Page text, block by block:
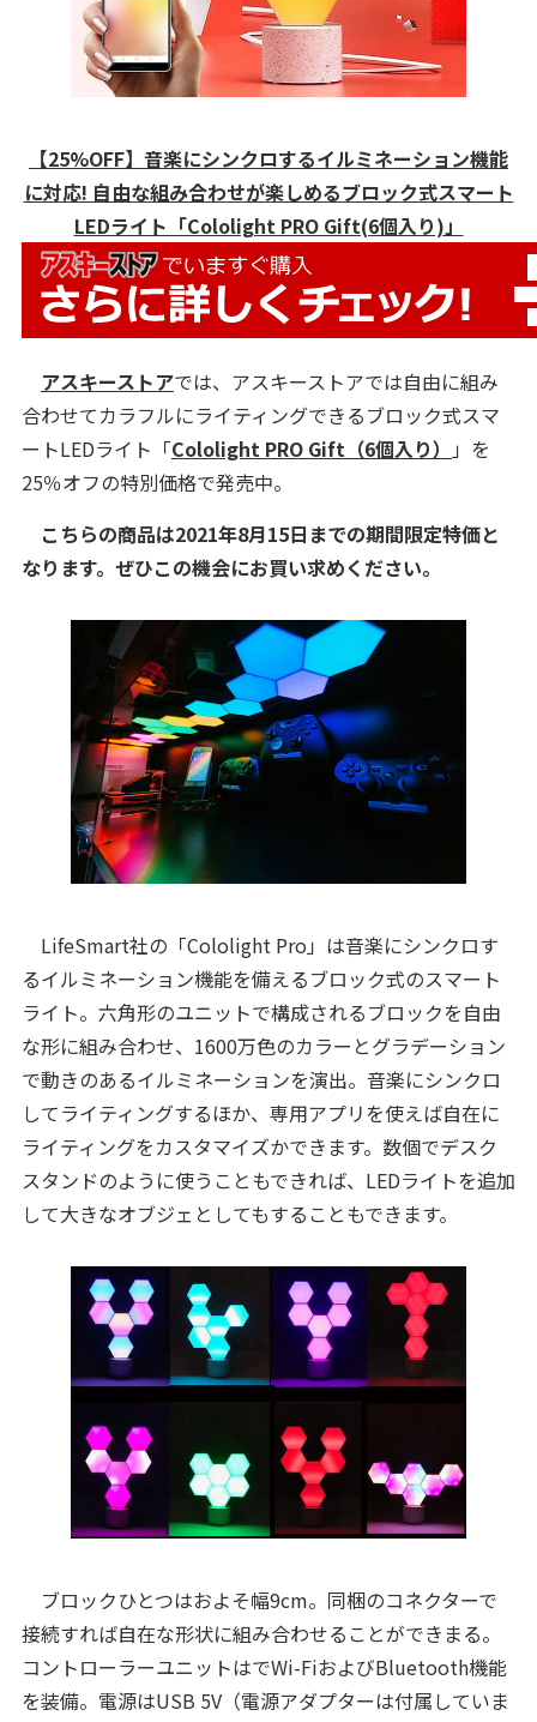
【25%OFF】音楽にシンクロするイルミネーション機能
に対応! 自由な組み合わせが楽しめるブロック式スマート
LEDライト「Cololight PRO Gift(6個入り)」
アスキーストアでは、アスキーストアでは自由に組み
合わせてカラフルにライティングできるブロック式スマ
ートLEDライト「Cololight PRO Gift（6個入り）
」を
25％オフの特別価格で発売中。
こちらの商品は2021年8月15日までの期間限定特価と
なります。ぜひこの機会にお買い求めください。
LifeSmart社の「Cololight Pro」は音楽にシンクロす
るイルミネーション機能を備えるブロック式のスマート
ライト。六角形のユニットで構成されるブロックを自由
な形に組み合わせ、1600万色のカラーとグラデーション
で動きのあるイルミネーションを演出。音楽にシンクロ
してライティングするほか、専用アプリを使えば自在に
ライティングをカスタマイズかできます。数個でデスク
スタンドのように使うこともできれば、LEDライトを追加
して大きなオブジェとしてもすることもできます。
ブロックひとつはおよそ幅9cm。同梱のコネクターで
接続すれば自在な形状に組み合わせることができまる。
コントローラーユニットはでWi-FiおよびBluetooth機能
を装備。電源はUSB 5V（電源アダプターは付属していま